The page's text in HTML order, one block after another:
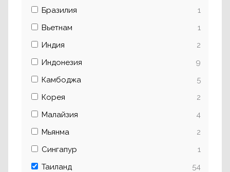
Бразилия
1
Вьетнам
1
Индия
2
Индонезия
9
Камбоджа
5
Корея
2
Малайзия
4
Мьянма
2
Сингапур
1
Таиланд
54